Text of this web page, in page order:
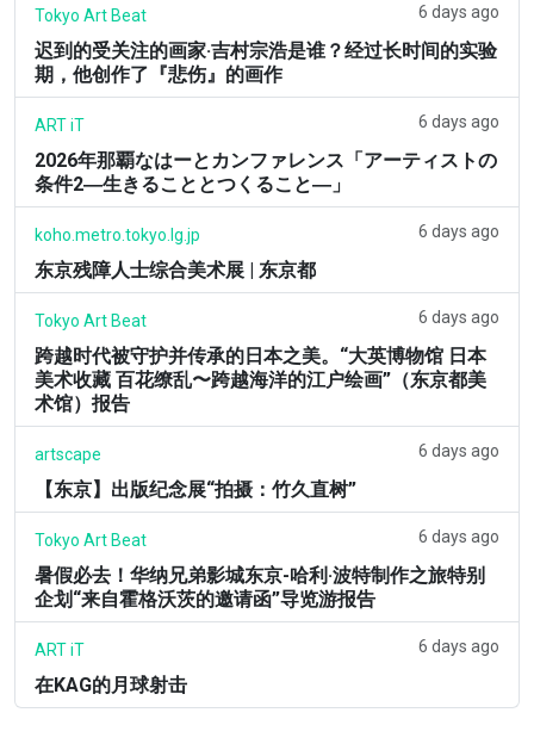
Tokyo Art Beat 6 days ago
迟到的受关注的画家·吉村宗浩是谁？经过长时间的实验
期，他创作了『悲伤』的画作
ART iT 6 days ago
2026年那覇なはーとカンファレンス「アーティストの
条件2―生きることとつくること―」
koho.metro.tokyo.lg.jp 6 days ago
东京残障人士综合美术展 | 东京都
Tokyo Art Beat 6 days ago
跨越时代被守护并传承的日本之美。“大英博物馆 日本
美术收藏 百花缭乱〜跨越海洋的江户绘画”（东京都美
术馆）报告
artscape 6 days ago
【东京】出版纪念展“拍摄：竹久直树”
Tokyo Art Beat 6 days ago
暑假必去！华纳兄弟影城东京-哈利·波特制作之旅特别
企划“来自霍格沃茨的邀请函”导览游报告
ART iT 6 days ago
在KAG的月球射击